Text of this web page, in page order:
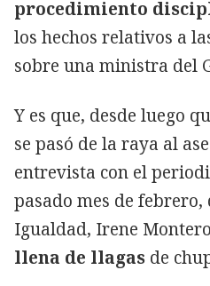
procedimiento
los hechos relativos a
sobre una ministra del
Y es que, desde luego
se pasó de la raya al
entrevista con el
pasado mes de
Igualdad, Irene
llena de llagas de